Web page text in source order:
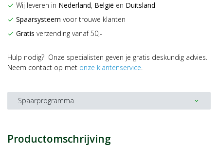
check Wij leveren in Nederland, België en Duitsland
check Spaarsysteem voor trouwe klanten
check Gratis verzending vanaf 50,-
Hulp nodig? Onze specialisten geven je gratis deskundig advies.
Neem contact op met onze klantenservice.
Spaarprogramma expand_more
Productomschrijving